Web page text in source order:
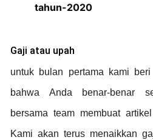
tahun-2020
Gaji atau upah
untuk bulan pertama kami
bahwa Anda benar-benar
bersama team membuat
Kami akan terus menaikkan